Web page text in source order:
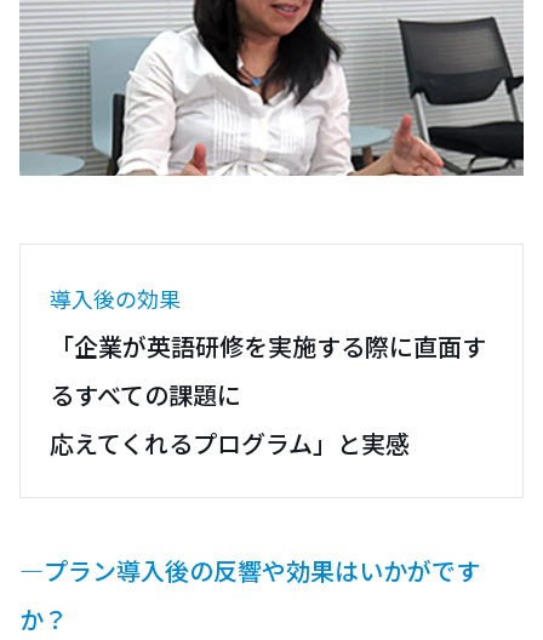
導入後の効果
「企業が英語研修を実施する際に直面す
るすべての課題に
応えてくれるプログラム」と実感
―プラン導入後の反響や効果はいかがです
か？